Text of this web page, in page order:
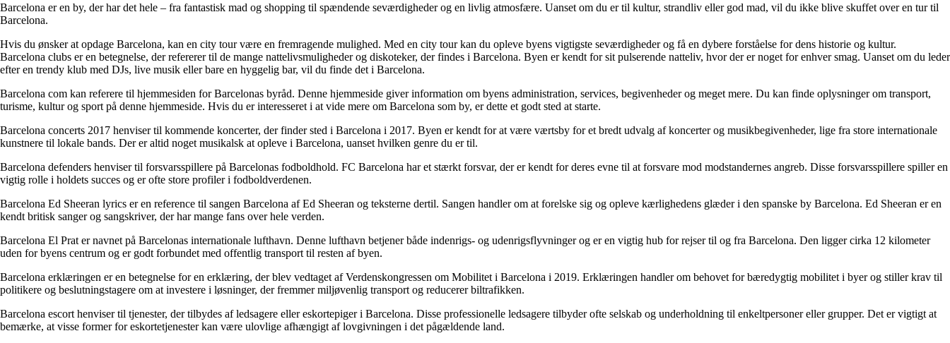
Barcelona er en by, der har det hele – fra fantastisk mad og shopping til spændende seværdigheder og en livlig atmosfære. Uanset om du er til kultur, strandliv eller god mad, vil du ikke blive skuffet over en tur til
Barcelona.
Hvis du ønsker at opdage Barcelona, kan en city tour være en fremragende mulighed. Med en city tour kan du opleve byens vigtigste seværdigheder og få en dybere forståelse for dens historie og kultur.
Barcelona clubs er en betegnelse, der refererer til de mange nattelivsmuligheder og diskoteker, der findes i Barcelona. Byen er kendt for sit pulserende natteliv, hvor der er noget for enhver smag. Uanset om du leder
efter en trendy klub med DJs, live musik eller bare en hyggelig bar, vil du finde det i Barcelona.
Barcelona com kan referere til hjemmesiden for Barcelonas byråd. Denne hjemmeside giver information om byens administration, services, begivenheder og meget mere. Du kan finde oplysninger om transport,
turisme, kultur og sport på denne hjemmeside. Hvis du er interesseret i at vide mere om Barcelona som by, er dette et godt sted at starte.
Barcelona concerts 2017 henviser til kommende koncerter, der finder sted i Barcelona i 2017. Byen er kendt for at være værtsby for et bredt udvalg af koncerter og musikbegivenheder, lige fra store internationale
kunstnere til lokale bands. Der er altid noget musikalsk at opleve i Barcelona, uanset hvilken genre du er til.
Barcelona defenders henviser til forsvarsspillere på Barcelonas fodboldhold. FC Barcelona har et stærkt forsvar, der er kendt for deres evne til at forsvare mod modstandernes angreb. Disse forsvarsspillere spiller en
vigtig rolle i holdets succes og er ofte store profiler i fodboldverdenen.
Barcelona Ed Sheeran lyrics er en reference til sangen Barcelona af Ed Sheeran og teksterne dertil. Sangen handler om at forelske sig og opleve kærlighedens glæder i den spanske by Barcelona. Ed Sheeran er en
kendt britisk sanger og sangskriver, der har mange fans over hele verden.
Barcelona El Prat er navnet på Barcelonas internationale lufthavn. Denne lufthavn betjener både indenrigs- og udenrigsflyvninger og er en vigtig hub for rejser til og fra Barcelona. Den ligger cirka 12 kilometer
uden for byens centrum og er godt forbundet med offentlig transport til resten af byen.
Barcelona erklæringen er en betegnelse for en erklæring, der blev vedtaget af Verdenskongressen om Mobilitet i Barcelona i 2019. Erklæringen handler om behovet for bæredygtig mobilitet i byer og stiller krav til
politikere og beslutningstagere om at investere i løsninger, der fremmer miljøvenlig transport og reducerer biltrafikken.
Barcelona escort henviser til tjenester, der tilbydes af ledsagere eller eskortepiger i Barcelona. Disse professionelle ledsagere tilbyder ofte selskab og underholdning til enkeltpersoner eller grupper. Det er vigtigt at
bemærke, at visse former for eskortetjenester kan være ulovlige afhængigt af lovgivningen i det pågældende land.